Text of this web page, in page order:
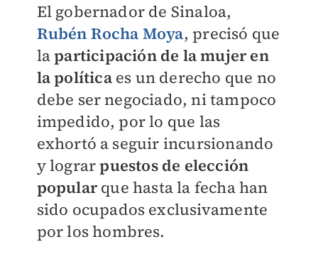
El gobernador de Sinaloa,
Rubén Rocha Moya, precisó que
laparticipación de la mujer en
la políticaes un derecho que no
debe ser negociado, ni tampoco
impedido, por lo que las
exhortó a seguir incursionando
y lograrpuestos de elección
popularque hasta la fecha han
sido ocupados exclusivamente
por los hombres.